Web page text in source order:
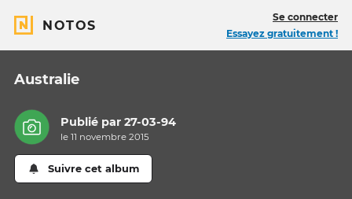
NOTOS
Se connecter
Essayez gratuitement !
Australie
Publié par27-03-94
le 11 novembre 2015
Suivre cet album